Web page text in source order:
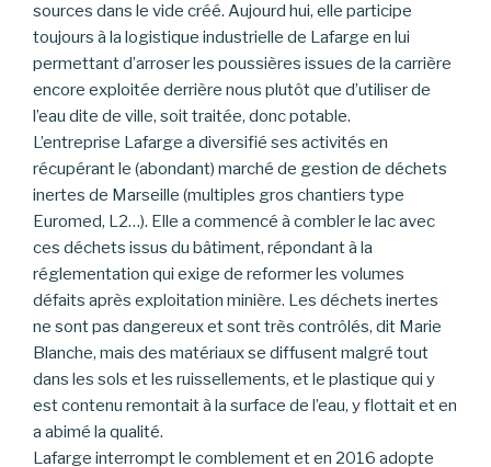
sources dans le vide créé. Aujourd hui, elle participe
toujours à la logistique industrielle de Lafarge en lui
permettant d’arroser les poussières issues de la carrière
encore exploitée derrière nous plutôt que d’utiliser de
l’eau dite de ville, soit traitée, donc potable.
L’entreprise Lafarge a diversifié ses activités en
récupérant le (abondant) marché de gestion de déchets
inertes de Marseille (multiples gros chantiers type
Euromed, L2…). Elle a commencé à combler le lac avec
ces déchets issus du bâtiment, répondant à la
réglementation qui exige de reformer les volumes
défaits après exploitation minière. Les déchets inertes
ne sont pas dangereux et sont très contrôlés, dit Marie
Blanche, mais des matériaux se diffusent malgré tout
dans les sols et les ruissellements, et le plastique qui y
est contenu remontait à la surface de l’eau, y flottait et en
a abimé la qualité.
Lafarge interrompt le comblement et en 2016 adopte